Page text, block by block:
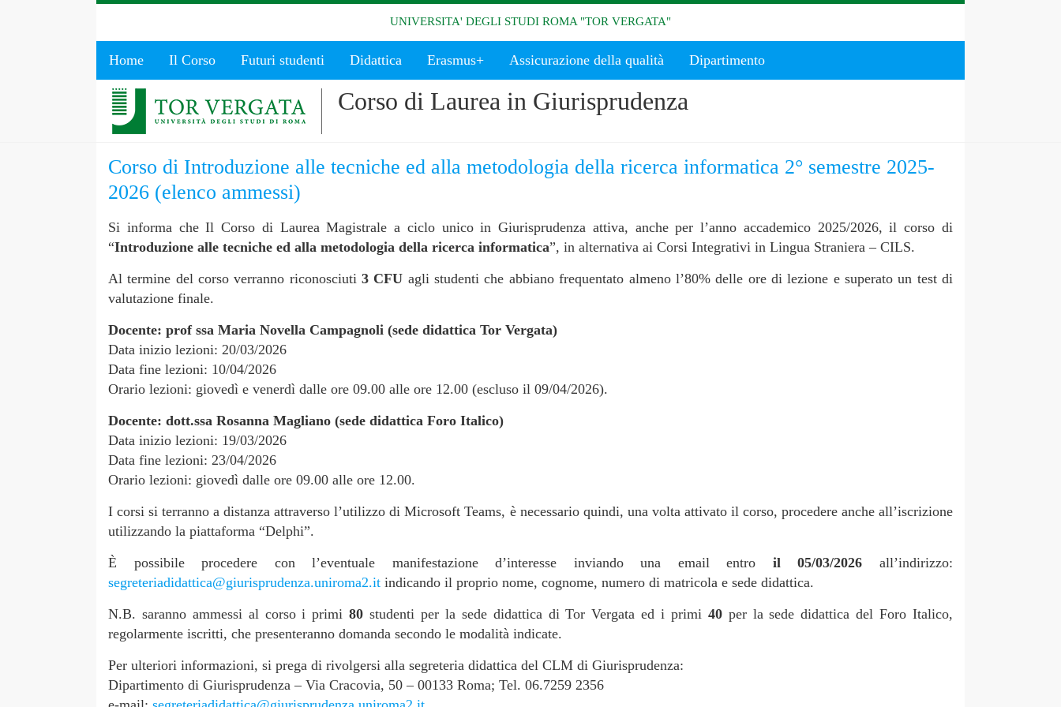
UNIVERSITA' DEGLI STUDI ROMA "TOR VERGATA"
Home Il Corso Futuri studenti Didattica Erasmus+ Assicurazione della qualità Dipartimento
Corso di Laurea in Giurisprudenza
Corso di Introduzione alle tecniche ed alla metodologia della ricerca informatica 2° semestre 2025-
2026 (elenco ammessi)
Si informa che Il Corso di Laurea Magistrale a ciclo unico in Giurisprudenza attiva, anche per l’anno accademico 2025/2026, il corso di
“Introduzione alle tecniche ed alla metodologia della ricerca informatica”, in alternativa ai Corsi Integrativi in Lingua Straniera – CILS.
Al termine del corso verranno riconosciuti3 CFU agli studenti che abbiano frequentato almeno l’80% delle ore di lezione e superato un test di
valutazione finale.
Docente: prof ssa Maria Novella Campagnoli (sede didattica Tor Vergata)
Data inizio lezioni: 20/03/2026
Data fine lezioni: 10/04/2026
Orario lezioni: giovedì e venerdì dalle ore 09.00 alle ore 12.00 (escluso il 09/04/2026).
Docente: dott.ssa Rosanna Magliano (sede didattica Foro Italico)
Data inizio lezioni: 19/03/2026
Data fine lezioni: 23/04/2026
Orario lezioni: giovedì dalle ore 09.00 alle ore 12.00.
I corsi si terranno a distanza attraverso l’utilizzo di Microsoft Teams, è necessario quindi, una volta attivato il corso, procedere anche all’iscrizione
utilizzando la piattaforma “Delphi”.
È possibile procedere con l’eventuale manifestazione d’interesse inviando una email entro il 05/03/2026 all’indirizzo:
segreteriadidattica@giurisprudenza.uniroma2.it indicando il proprio nome, cognome, numero di matricola e sede didattica.
N.B. saranno ammessi al corso i primi80 studenti per la sede didattica di Tor Vergata ed i primi 40per la sede didattica del Foro Italico,
regolarmente iscritti, che presenteranno domanda secondo le modalità indicate.
Per ulteriori informazioni, si prega di rivolgersi alla segreteria didattica del CLM di Giurisprudenza:
Dipartimento di Giurisprudenza – Via Cracovia, 50 – 00133 Roma; Tel. 06.7259 2356